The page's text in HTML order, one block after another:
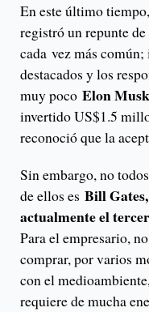
En este último
registró un repunte
cada vez más
destacados y los
muy poco Elon Musk
invertido US$1.5
reconoció que la
Sin embargo, no
de ellos es Bill
actualmente el
Para el empresario,
comprar, por varios
con el
requiere de mucha